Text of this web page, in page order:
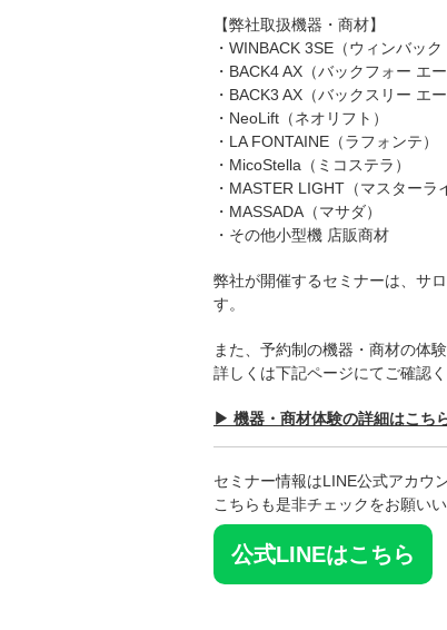
【弊社取扱機器・商材】
・WINBACK 3SE（ウィンバック
・BACK4 AX（バックフォー エー
・BACK3 AX（バックスリー エー
・NeoLift（ネオリフト）
・LA FONTAINE（ラフォンテ）
・MicoStella（ミコステラ）
・MASTER LIGHT（マスターラ
・MASSADA（マサダ）
・その他小型機 店販商材
弊社が開催するセミナーは、サ
す。
また、予約制の機器・商材の体
詳しくは下記ページにてご確認く
▶︎ 機器・商材体験の詳細はこち
セミナー情報はLINE公式アカウ
こちらも是非チェックをお願いい
公式LINEはこちら